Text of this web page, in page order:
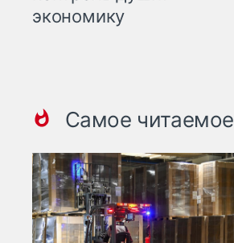
экономику
Самое читаемое